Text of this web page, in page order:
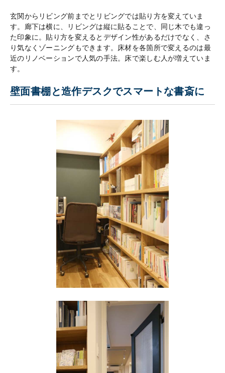
玄関からリビング前までとリビングでは貼り方を変えていま
す。廊下は横に、リビングは縦に貼ることで、同じ木でも違っ
た印象に。貼り方を変えるとデザイン性があるだけでなく、さ
り気なくゾーニングもできます。床材を各箇所で変えるのは最
近のリノベーションで人気の手法。床で楽しむ人が増えていま
す。
壁面書棚と造作デスクでスマートな書斎に